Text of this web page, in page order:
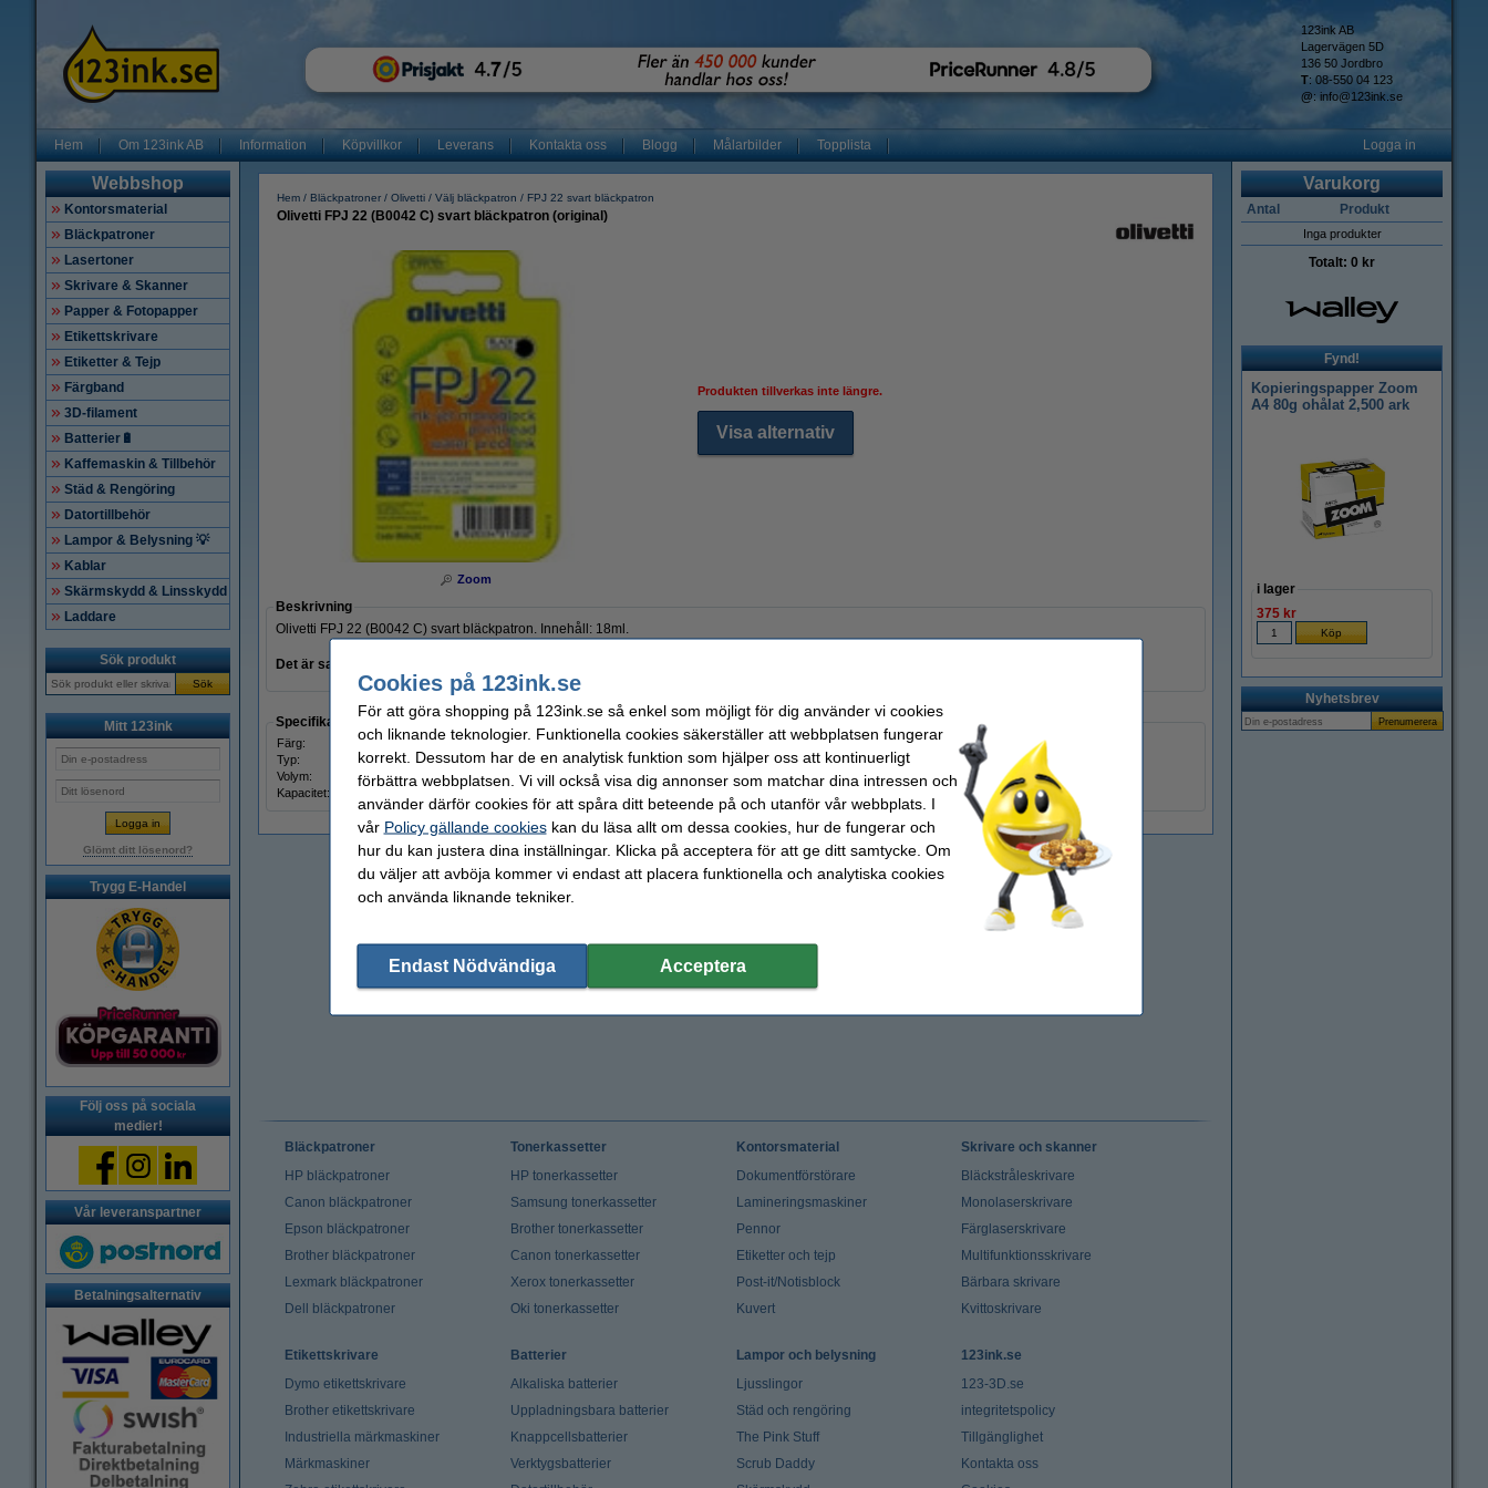
123ink AB
Lagervägen 5D
136 50 Jordbro
T: 08-550 04 123
@: info@123ink.se
Hem Om 123ink AB Information Köpvillkor Leverans Kontakta oss Blogg Målarbilder Topplista Logga in
Webbshop
Kontorsmaterial
Bläckpatroner
Lasertoner
Skrivare & Skanner
Papper & Fotopapper
Etikettskrivare
Etiketter & Tejp
Färgband
3D-filament
Batterier🔋
Kaffemaskin & Tillbehör
Städ & Rengöring
Datortillbehör
Lampor & Belysning 💡
Kablar
Skärmskydd & Linsskydd
Laddare
Sök produkt
Sök
Mitt 123ink
Glömt ditt lösenord?
Trygg E-Handel
Följ oss på sociala
medier!
Vår leveranspartner
Betalningsalternativ
Hem Bläckpatroner Olivetti Välj bläckpatron FPJ 22 svart bläckpatron
Olivetti FPJ 22 (B0042 C) svart bläckpatron (original)
Zoom
Produkten tillverkas inte längre.
Visa alternativ
Beskrivning
Olivetti FPJ 22 (B0042 C) svart bläckpatron. Innehåll: 18ml.
Det är samma produkt som FPJ 20 (B0042 C) men med pigmentbaserat bläck.
Specifikationer
Färg: svart Varumärke:
Olivetti
Typ:
bläckpatron EAN:
8020334013202
Volym:
18 ml Vårt artikelnr:
042240
Kapacitet:
± 360 sidor B0042C
Varukorg
Antal Produkt
Inga produkter
Totalt: 0 kr
Fynd!
Kopieringspapper Zoom
A4 80g ohålat 2,500 ark
i lager
375 kr
Nyhetsbrev
Bläckpatroner
HP bläckpatroner
Canon bläckpatroner
Epson bläckpatroner
Brother bläckpatroner
Lexmark bläckpatroner
Dell bläckpatroner
Tonerkassetter
HP tonerkassetter
Samsung tonerkassetter
Brother tonerkassetter
Canon tonerkassetter
Xerox tonerkassetter
Oki tonerkassetter
Kontorsmaterial
Dokumentförstörare
Lamineringsmaskiner
Pennor
Etiketter och tejp
Post-it/Notisblock
Kuvert
Skrivare och skanner
Bläckstråleskrivare
Monolaserskrivare
Färglaserskrivare
Multifunktionsskrivare
Bärbara skrivare
Kvittoskrivare
Etikettskrivare
Dymo etikettskrivare
Brother etikettskrivare
Industriella märkmaskiner
Märkmaskiner
Batterier
Alkaliska batterier
Uppladningsbara batterier
Knappcellsbatterier
Verktygsbatterier
Lampor och belysning
Ljusslingor
Städ och rengöring
The Pink Stuff
Scrub Daddy
123ink.se
123-3D.se
integritetspolicy
Tillgänglighet
Kontakta oss
Cookies på 123ink.se
För att göra shopping på 123ink.se så enkel som möjligt för dig använder vi cookies
och liknande teknologier. Funktionella cookies säkerställer att webbplatsen fungerar
korrekt. Dessutom har de en analytisk funktion som hjälper oss att kontinuerligt
förbättra webbplatsen. Vi vill också visa dig annonser som matchar dina intressen och
använder därför cookies för att spåra ditt beteende på och utanför vår webbplats. I
vår Policy gällande cookieskan du läsa allt om dessa cookies, hur de fungerar och
hur du kan justera dina inställningar. Klicka på acceptera för att ge ditt samtycke. Om
du väljer att avböja kommer vi endast att placera funktionella och analytiska cookies
och använda liknande tekniker.
Endast Nödvändiga Acceptera